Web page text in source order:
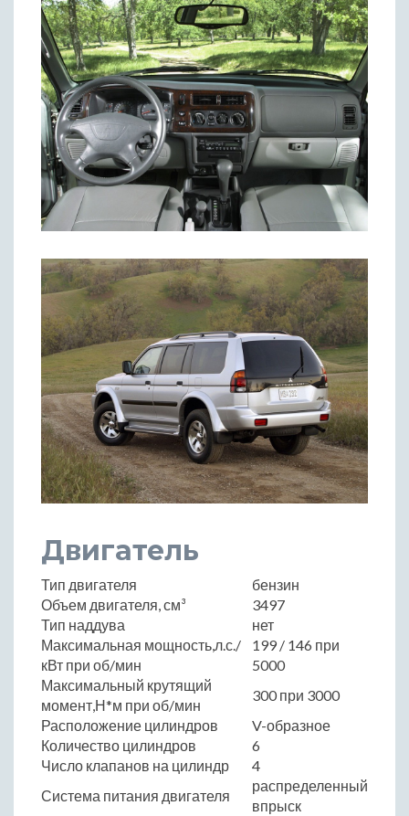
Двигатель
Тип двигателя
бензин
Объем двигателя, см³
3497
Тип наддува
нет
Максимальная мощность,л.с./
кВт при об/мин
199 / 146 при
5000
Максимальный крутящий
момент,Н*м при об/мин
300 при 3000
Расположение цилиндров
V-образное
Количество цилиндров
6
Число клапанов на цилиндр
4
Система питания двигателя
распределенный
впрыск